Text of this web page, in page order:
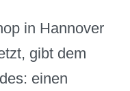
in Hannover
gibt dem
einen